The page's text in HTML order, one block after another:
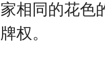
家相同的花色
牌权。